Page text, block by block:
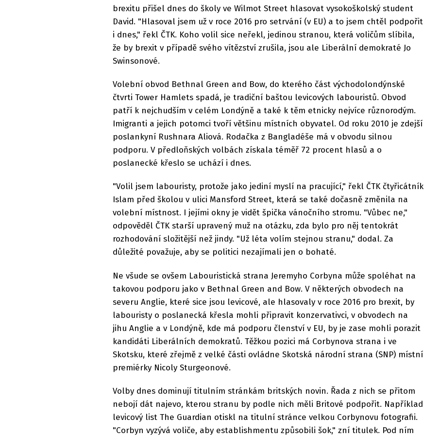
brexitu přišel dnes do školy ve Wilmot Street hlasovat vysokoškolský student
David. "Hlasoval jsem už v roce 2016 pro setrvání (v EU) a to jsem chtěl podpořit
i dnes," řekl ČTK. Koho volil sice neřekl, jedinou stranou, která voličům slíbila,
že by brexit v případě svého vítězství zrušila, jsou ale Liberální demokraté Jo
Swinsonové.
Volební obvod Bethnal Green and Bow, do kterého část východolondýnské
čtvrti Tower Hamlets spadá, je tradiční baštou levicových labouristů. Obvod
patří k nejchudším v celém Londýně a také k těm etnicky nejvíce různorodým.
Imigranti a jejich potomci tvoří většinu místních obyvatel. Od roku 2010 je zdejší
poslankyní Rushnara Aliová. Rodačka z Bangladéše má v obvodu silnou
podporu. V předloňských volbách získala téměř 72 procent hlasů a o
poslanecké křeslo se uchází i dnes.
"Volil jsem labouristy, protože jako jediní myslí na pracující," řekl ČTK čtyřicátník
Islam před školou v ulici Mansford Street, která se také dočasně změnila na
volební místnost. I jejími okny je vidět špička vánočního stromu. "Vůbec ne,"
odpověděl ČTK starší upravený muž na otázku, zda bylo pro něj tentokrát
rozhodování složitější než jindy. "Už léta volím stejnou stranu," dodal. Za
důležité považuje, aby se politici nezajímali jen o bohaté.
Ne všude se ovšem Labouristická strana Jeremyho Corbyna může spoléhat na
takovou podporu jako v Bethnal Green and Bow. V některých obvodech na
severu Anglie, které sice jsou levicové, ale hlasovaly v roce 2016 pro brexit, by
labouristy o poslanecká křesla mohli připravit konzervativci, v obvodech na
jihu Anglie a v Londýně, kde má podporu členství v EU, by je zase mohli porazit
kandidáti Liberálních demokratů. Těžkou pozici má Corbynova strana i ve
Skotsku, které zřejmě z velké části ovládne Skotská národní strana (SNP) místní
premiérky Nicoly Sturgeonové.
Volby dnes dominují titulním stránkám britských novin. Řada z nich se přitom
nebojí dát najevo, kterou stranu by podle nich měli Britové podpořit. Například
levicový list The Guardian otiskl na titulní stránce velkou Corbynovu fotografii.
"Corbyn vyzývá voliče, aby establishmentu způsobili šok," zní titulek. Pod ním